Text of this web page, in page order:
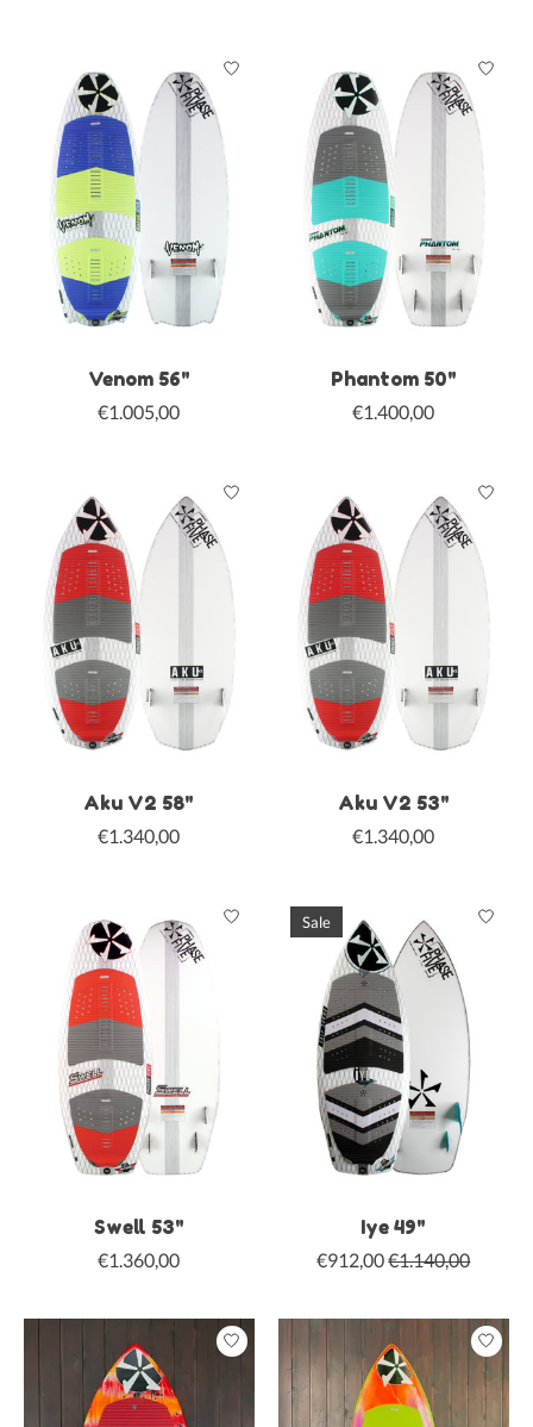
Venom 56"
€1.005,00
Phantom 50"
€1.400,00
Aku V2 58"
€1.340,00
Aku V2 53"
€1.340,00
Swell 53"
€1.360,00
Sale
Iye 49"
€912,00€1.140,00